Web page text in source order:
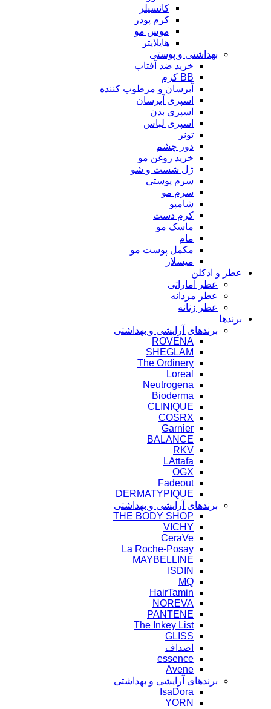
کانسیلر
کرم پودر
موس مو
هایلایتر
بهداشتی و پوستی
خرید ضد آفتاب
BB کرم
آبرسان و مرطوب کننده
اسپری آبرسان
اسپری بدن
اسپری لباس
تونر
دور چشم
خرید روغن مو
ژل شست و شو
سرم پوستی
سرم مو
شامپو
کرم دست
ماسک مو
مام
مکمل پوست مو
میسلار
عطر و ادکلن
عطر اماراتی
عطر مردانه
عطر زنانه
برندها
برندهای آرایشی و بهداشتی
ROVENA
SHEGLAM
The Ordinery
Loreal
Neutrogena
Bioderma
CLINIQUE
COSRX
Garnier
BALANCE
RKV
LAttafa
OGX
Fadeout
DERMATYPIQUE
برندهای آرایشی و بهداشتی
THE BODY SHOP
VICHY
CeraVe
La Roche-Posay
MAYBELLINE
ISDIN
MQ
HairTamin
NOREVA
PANTENE
The Inkey List
GLISS
اصداف
essence
Avene
برندهای آرایشی و بهداشتی
IsaDora
YORN